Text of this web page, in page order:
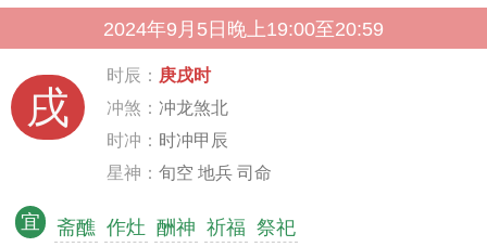
2024年9月5日晚上19:00至20:59
戌
时辰： 庚戌时
冲煞： 冲龙煞北
时冲： 时冲甲辰
星神： 旬空 地兵 司命
宜 斋醮 作灶 酬神 祈福 祭祀